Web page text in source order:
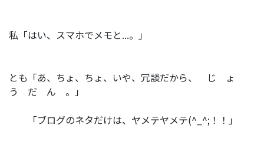
私「はい、スマホでメモと...。」
とも「あ、ちょ、ちょ、いや、冗談だから、 じ ょ
う だ ん 。」
「ブログのネタだけは、ヤメテヤメテ(^_^;！！」